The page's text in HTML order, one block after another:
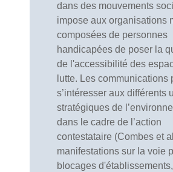
dans des mouvements
impose aux organisations
composées de personnes
handicapées de poser la
de l'accessibilité des
lutte. Les communications
s’intéresser aux différents
stratégiques de
dans le cadre de l’action
contestataire (Combes et
manifestations sur la voie
blocages d'établissements,